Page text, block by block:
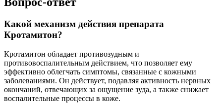
Какой механизм действия препарата
Кротамитон?
Кротамитон обладает противозудным и
противовоспалительным действием, что позволяет ему
эффективно облегчать симптомы, связанные с кожными
заболеваниями. Он действует, подавляя активность нервных
окончаний, отвечающих за ощущение зуда, а также снижает
воспалительные процессы в коже.